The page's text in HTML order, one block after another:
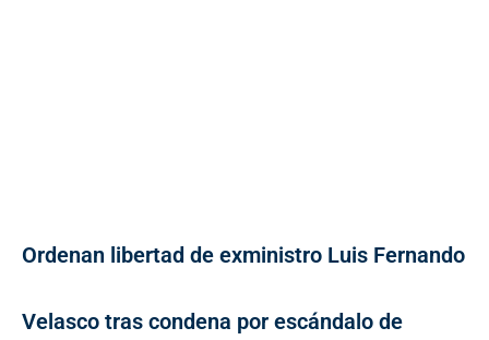
Ordenan libertad de exministro Luis Fernando
Velasco tras condena por escándalo de